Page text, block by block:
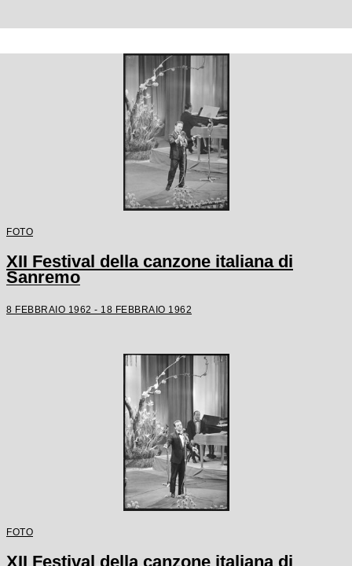
FOTO
XII Festival della canzone italiana di
Sanremo
8 FEBBRAIO 1962 - 18 FEBBRAIO 1962
FOTO
XII Festival della canzone italiana di